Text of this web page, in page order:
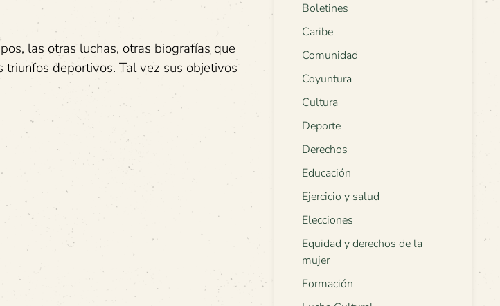
las otras luchas, otras biografías que
deportivos. Tal vez sus objetivos
Boletines
Caribe
Comunidad
Coyuntura
Cultura
Deporte
Derechos
Educación
Ejercicio y salud
Elecciones
Equidad y derechos de la
mujer
Formación